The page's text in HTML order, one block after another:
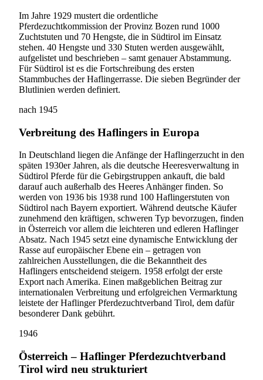
Im Jahre 1929 mustert die ordentliche
Pferdezuchtkommission der Provinz Bozen rund 1000
Zuchtstuten und 70 Hengste, die in Südtirol im Einsatz
stehen. 40 Hengste und 330 Stuten werden ausgewählt,
aufgelistet und beschrieben – samt genauer Abstammung.
Für Südtirol ist es die Fortschreibung des ersten
Stammbuches der Haflingerrasse. Die sieben Begründer der
Blutlinien werden definiert.
nach 1945
Verbreitung des Haflingers in Europa
In Deutschland liegen die Anfänge der Haflingerzucht in den
späten 1930er Jahren, als die deutsche Heeresverwaltung in
Südtirol Pferde für die Gebirgstruppen ankauft, die bald
darauf auch außerhalb des Heeres Anhänger finden. So
werden von 1936 bis 1938 rund 100 Haflingerstuten von
Südtirol nach Bayern exportiert. Während deutsche Käufer
zunehmend den kräftigen, schweren Typ bevorzugen, finden
in Österreich vor allem die leichteren und edleren Haflinger
Absatz. Nach 1945 setzt eine dynamische Entwicklung der
Rasse auf europäischer Ebene ein – getragen von
zahlreichen Ausstellungen, die die Bekanntheit des
Haflingers entscheidend steigern. 1958 erfolgt der erste
Export nach Amerika. Einen maßgeblichen Beitrag zur
internationalen Verbreitung und erfolgreichen Vermarktung
leistete der Haflinger Pferdezuchtverband Tirol, dem dafür
besonderer Dank gebührt.
1946
Österreich – Haflinger Pferdezuchtverband
Tirol wird neu strukturiert